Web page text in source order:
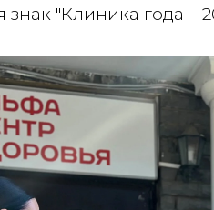
знак "Клиника года –